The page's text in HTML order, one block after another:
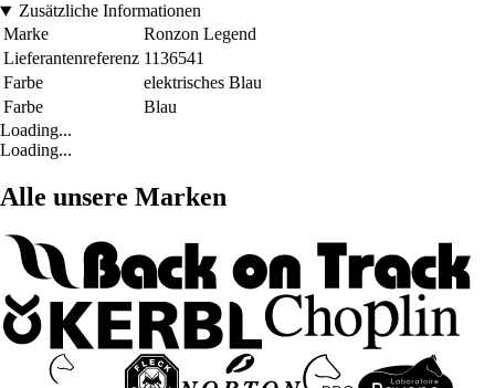
Zusätzliche Informationen
Marke
Ronzon Legend
Lieferantenreferenz 1136541
Farbe
elektrisches Blau
Farbe
Blau
Loading...
Loading...
Alle unsere Marken